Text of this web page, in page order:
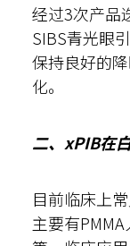
经过3次产品
SIBS青光眼
保持良好的
化。
二、xPIB在
目前临床上
主要有